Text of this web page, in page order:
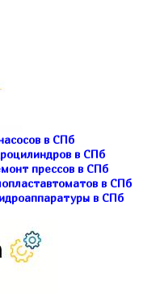
в СПб
в СПб
прессов в СПб
в СПб
в СПб